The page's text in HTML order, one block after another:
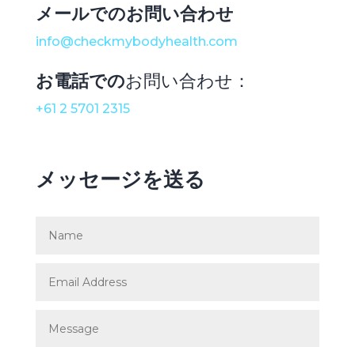
メールでのお問い合わせ
info@checkmybodyhealth.com
お電話でのお問い合わせ：
+61 2 5701 2315
メッセージを送る